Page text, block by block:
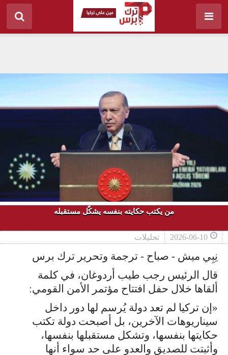
من يكتب حكايته بنفسه يشكّل مستقبله
2026-06-10 تحليلات
نِبِي ميش - صباح - ترجمة وتحرير ترك برس
قال الرئيس رجب طيب أردوغان، في كلمة
ألقاها خلال حفل افتتاح مؤتمر الأمن القومي:
«إن تركيا لم تعد دولة يُرسم لها دور داخل
سيناريوهات الآخرين، بل أصبحت دولة تكتب
حكايتها بنفسها، وتشكل مستقبلها بنفسها،
وأثبتت للصديق والعدو على حد سواء أنها